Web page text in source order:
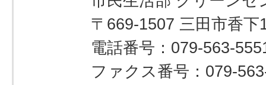
〒669-1507 三田市香下
電話番号：079-563-
ファクス番号：079-